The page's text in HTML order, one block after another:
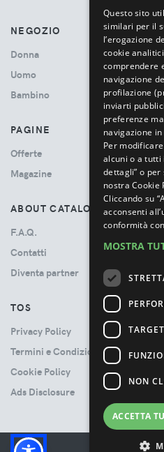
NEGOZIO
Donna
Uomo
Bambino
PAGINE
Offerte
Magazine
ABOUT CATALOVE
F.A.Q.
Contatti
Diventa partner
TOS
Privacy Policy
Termini e Condizioni
Cookie Policy
Ads Disclosure
Questo sito
similari per il
l’erogazione
cookie
comprendere
navigazione
profilazione
inviarti
preferenze
navigazione
Per
alcuni o a tutti
dettagli” o
nostra Cookie
Cliccando su
acconsenti
conformità
MOSTRA
NON
ACCETTA